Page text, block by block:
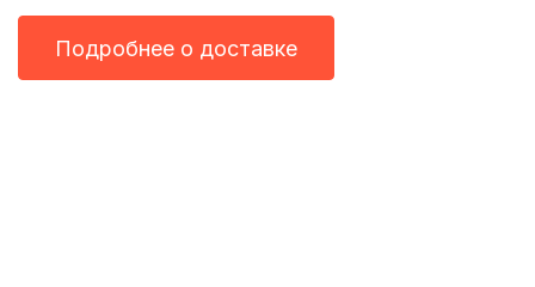
Подробнее о доставке